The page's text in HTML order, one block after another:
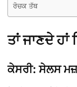
ਰੋਚਕ ਤੱਥ
ਤਾਂ ਜਾਣਦੇ ਹਾਂ
ਕੇਸਰੀ: ਸੇਲਸ